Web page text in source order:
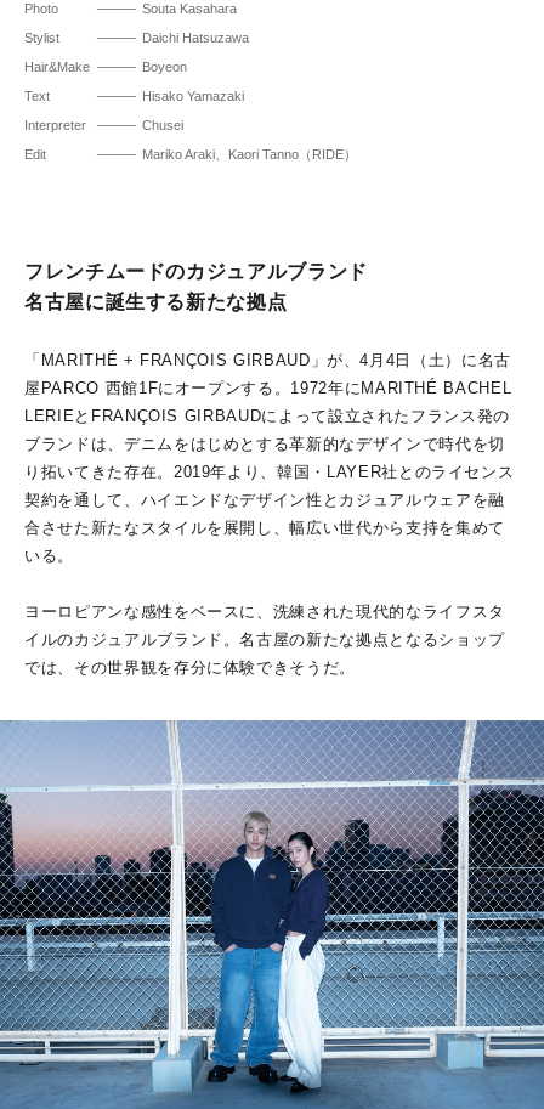
Photo
Souta Kasahara
Stylist
Daichi Hatsuzawa
Hair&Make
Boyeon
Text
Hisako Yamazaki
Interpreter
Chusei
Edit
Mariko Araki、Kaori Tanno（RIDE）
フレンチムードのカジュアルブランド
名古屋に誕生する新たな拠点
「MARITHÉ + FRANÇOIS GIRBAUD」が、4月4日（土）に名古
屋PARCO 西館1Fにオープンする。1972年にMARITHÉ BACHEL
LERIEとFRANÇOIS GIRBAUDによって設立されたフランス発の
ブランドは、デニムをはじめとする革新的なデザインで時代を切
り拓いてきた存在。2019年より、韓国・LAYER社とのライセンス
契約を通して、ハイエンドなデザイン性とカジュアルウェアを融
合させた新たなスタイルを展開し、幅広い世代から支持を集めて
いる。
ヨーロピアンな感性をベースに、洗練された現代的なライフスタ
イルのカジュアルブランド。名古屋の新たな拠点となるショップ
では、その世界観を存分に体験できそうだ。